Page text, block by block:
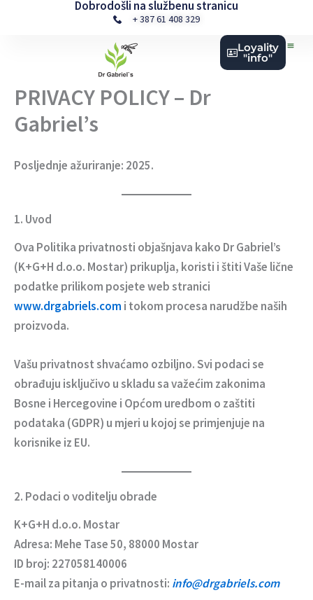
Dobrodošli na službenu stranicu
+ 387 61 408 329
Loyality
"info"
PRIVACY POLICY – Dr
Gabriel’s
Posljednje ažuriranje: 2025.
1. Uvod
Ova Politika privatnosti objašnjava kako Dr Gabriel’s
(K+G+H d.o.o. Mostar) prikuplja, koristi i štiti Vaše lične
podatke prilikom posjete web stranici
www.drgabriels.com i tokom procesa narudžbe naših
proizvoda.
Vašu privatnost shvaćamo ozbiljno. Svi podaci se
obrađuju isključivo u skladu sa važećim zakonima
Bosne i Hercegovine i Općom uredbom o zaštiti
podataka (GDPR) u mjeri u kojoj se primjenjuje na
korisnike iz EU.
2. Podaci o voditelju obrade
K+G+H d.o.o. Mostar
Adresa: Mehe Tase 50, 88000 Mostar
ID broj: 227058140006
E-mail za pitanja o privatnosti: info@drgabriels.com